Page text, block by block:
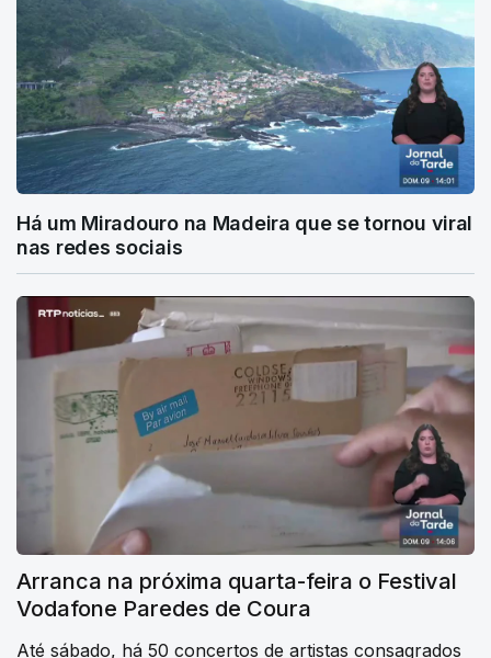
Há um Miradouro na Madeira que se tornou viral
nas redes sociais
Arranca na próxima quarta-feira o Festival
Vodafone Paredes de Coura
Até sábado, há 50 concertos de artistas consagrados